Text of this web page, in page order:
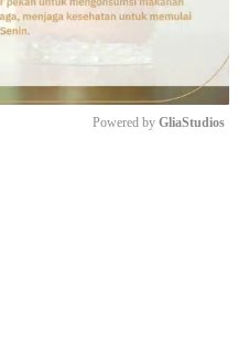
Powered by GliaStudios